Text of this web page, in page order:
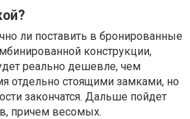
ли поставить в бронированные
конструкции,
реально дешевле, чем
отдельно стоящими замками, но
закончатся. Дальше пойдет
причем весомых.